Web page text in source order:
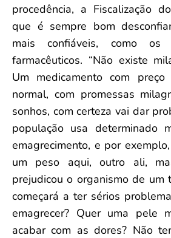
procedência, a Fiscalização
que é sempre bom
mais confiáveis, como os
farmacêuticos. “Não existe
Um medicamento com
normal, com promessas
sonhos, com certeza vai dar
população usa determinado
emagrecimento, e por
um peso aqui, outro ali,
prejudicou o organismo de um
começará a ter sérios
emagrecer? Quer uma pele
acabar com as dores? Não